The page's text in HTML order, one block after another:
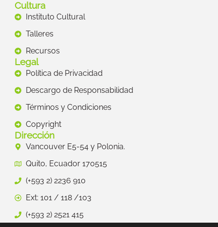
Cultura
Instituto Cultural
Talleres
Recursos
Legal
Política de Privacidad
Descargo de Responsabilidad
Términos y Condiciones
Copyright
Dirección
Vancouver E5-54 y Polonia.
Quito, Ecuador 170515
(+593 2) 2236 910
Ext: 101 / 118 /103
(+593 2) 2521 415